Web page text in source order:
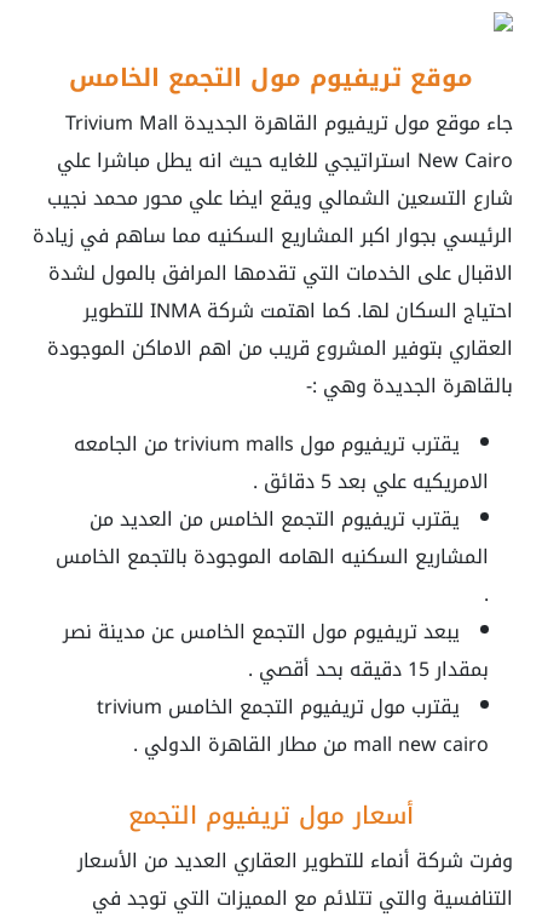
موقع تريفيوم مول التجمع الخامس
جاء موقع مول تريفيوم القاهرة الجديدة Trivium Mall
New Cairo استراتيجي للغايه حيث انه يطل مباشرا علي
شارع التسعين الشمالي ويقع ايضا علي محور محمد نجيب
الرئيسي بجوار اكبر المشاريع السكنيه مما ساهم في زيادة
الاقبال على الخدمات التي تقدمها المرافق بالمول لشدة
احتياج السكان لها. كما اهتمت شركة INMA للتطوير
العقاري بتوفير المشروع قريب من اهم الاماكن الموجودة
بالقاهرة الجديدة وهي :-
يقتربتريفيوم مول trivium malls
من الجامعه
الامريكيه علي بعد 5 دقائق .
يقترب تريفيوم التجمع الخامس من العديد من
المشاريع السكنيه الهامه الموجودة بالتجمع الخامس
.
يبعدتريفيوم مول التجمع الخامسعن مدينة نصر
بمقدار 15 دقيقه بحد أقصي .
يقترب مول تريفيوم التجمع الخامس trivium
mall new cairo من مطار القاهرة الدولي .
أسعار مول تريفيوم التجمع
وفرت شركة أنماء للتطوير العقاري العديد من الأسعار
التنافسية والتي تتلائم مع المميزات التي توجد في